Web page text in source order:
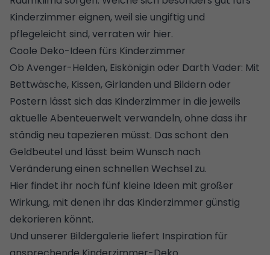
Kinderzimmer eignen, weil sie ungiftig und
pflegeleicht sind, verraten wir hier.
Coole Deko-Ideen fürs Kinderzimmer
Ob Avenger-Helden, Eiskönigin oder Darth Vader: Mit
Bettwäsche, Kissen, Girlanden und Bildern oder
Postern lässt sich das Kinderzimmer in die jeweils
aktuelle Abenteuerwelt verwandeln, ohne dass ihr
ständig neu tapezieren müsst. Das schont den
Geldbeutel und lässt beim Wunsch nach
Veränderung einen schnellen Wechsel zu.
Hier findet ihr noch fünf kleine Ideen mit großer
Wirkung, mit denen ihr das Kinderzimmer günstig
dekorieren könnt.
Und unserer Bildergalerie liefert Inspiration für